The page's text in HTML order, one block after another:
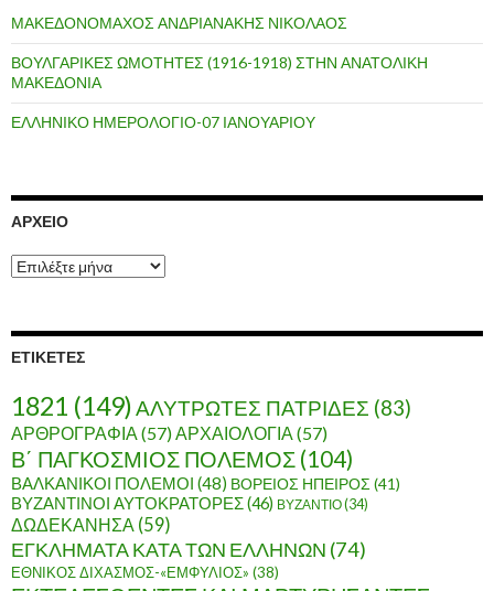
ΜΑΚΕΔΟΝΟΜΑΧΟΣ ΑΝΔΡΙΑΝΑΚΗΣ ΝΙΚΟΛΑΟΣ
ΒΟΥΛΓΑΡΙΚΕΣ ΩΜΟΤΗΤΕΣ (1916-1918) ΣΤΗΝ ΑΝΑΤΟΛΙΚΗ
ΜΑΚΕΔΟΝΙΑ
ΕΛΛΗΝΙΚΟ ΗΜΕΡΟΛΟΓΙΟ-07 ΙΑΝΟΥΑΡΙΟΥ
ΑΡΧΕΊΟ
Α
ρ
ο
ΕΤΙΚΈΤΕΣ
1821 (149)ΑΛΥΤΡΩΤΕΣ ΠΑΤΡΙΔΕΣ (83)
ΑΡΘΡΟΓΡΑΦΙΑ(57)ΑΡΧΑΙΟΛΟΓΙΑ(57)
Β΄ ΠΑΓΚΟΣΜΙΟΣ ΠΟΛΕΜΟΣ (104)
ΒΑΛΚΑΝΙΚΟΙ ΠΟΛΕΜΟΙ (48) ΒΟΡΕΙΟΣ ΗΠΕΙΡΟΣ (41)
ΒΥΖΑΝΤΙΝΟΙ ΑΥΤΟΚΡΑΤΟΡΕΣ(46) ΒΥΖΑΝΤΙΟ(34)
ΔΩΔΕΚΑΝΗΣΑ (59)
ΕΓΚΛΗΜΑΤΑ ΚΑΤΑ ΤΩΝ ΕΛΛΗΝΩΝ (74)
ΕΘΝΙΚΟΣ ΔΙΧΑΣΜΟΣ-«ΕΜΦΥΛΙΟΣ» (38)